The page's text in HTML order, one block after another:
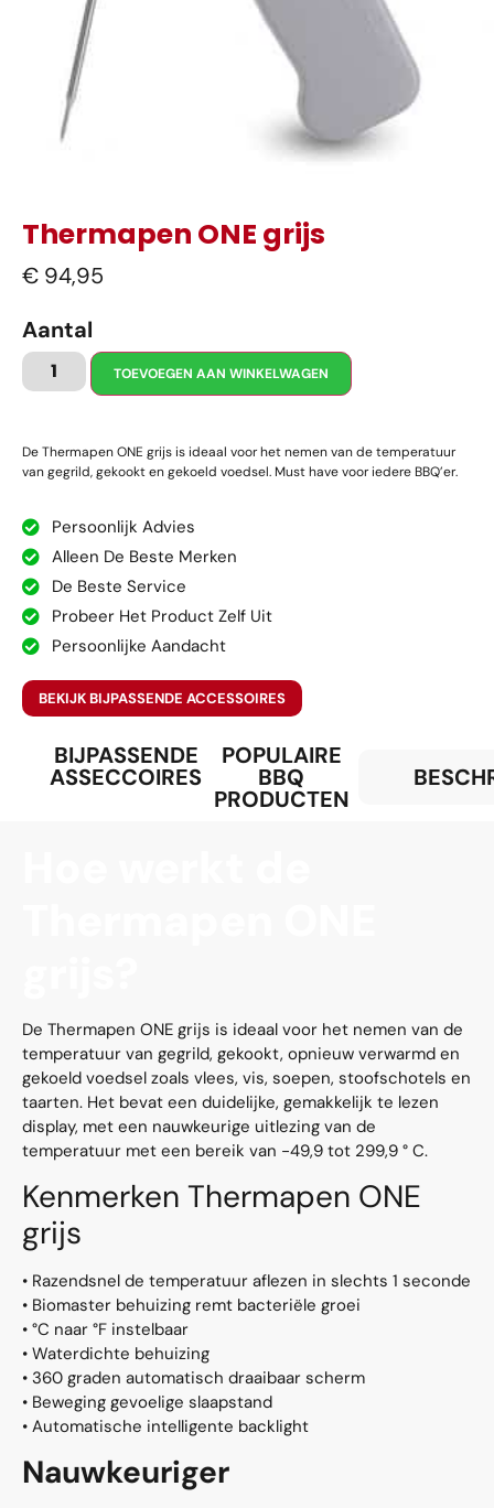
Thermapen ONE grijs
€ 94,95
Aantal
TOEVOEGEN AAN WINKELWAGEN
De Thermapen ONE grijs is ideaal voor het nemen van de temperatuur
van gegrild, gekookt en gekoeld voedsel. Must have voor iedere BBQ’er.
Persoonlijk Advies
Alleen De Beste Merken
De Beste Service
Probeer Het Product Zelf Uit
Persoonlijke Aandacht
BEKIJK BIJPASSENDE ACCESSOIRES
BIJPASSENDE
ASSECCOIRES
POPULAIRE
BBQ
PRODUCTEN
De Thermapen ONE grijs is ideaal voor het nemen van de
temperatuur van gegrild, gekookt, opnieuw verwarmd en
gekoeld voedsel zoals vlees, vis, soepen, stoofschotels en
taarten. Het bevat een duidelijke, gemakkelijk te lezen
display, met een nauwkeurige uitlezing van de
temperatuur met een bereik van -49,9 tot 299,9 ° C.
Kenmerken Thermapen ONE
grijs
• Razendsnel de temperatuur aflezen in slechts 1 seconde
• Biomaster behuizing remt bacteriële groei
• °C naar °F instelbaar
• Waterdichte behuizing
• 360 graden automatisch draaibaar scherm
• Beweging gevoelige slaapstand
• Automatische intelligente backlight
Nauwkeuriger